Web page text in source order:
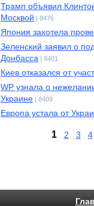
Трамп объявил
Москвой | 8476
Япония захотела
Зеленский заявил о
Донбасса | 8401
Киев отказался от
WP узнала о
Украине | 8409
Европа устала от
1 2 3 4